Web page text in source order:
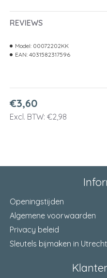
REVIEWS
€3,60
Excl. BTW: €2,98
Model: 00072202KK
EAN: 4031582317596
Openingstijden
Algemene voorwaarden
Privacy beleid
Sleutels bijmaken in Utrecht